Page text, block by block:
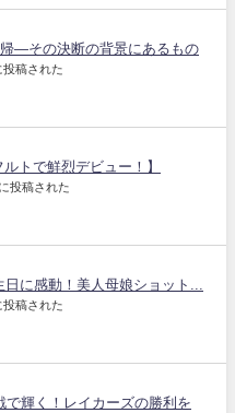
—その決断の背景にあるもの
投稿された
トで鮮烈デビュー！】
投稿された
に感動！美人母娘ショット...
投稿された
で輝く！レイカーズの勝利を